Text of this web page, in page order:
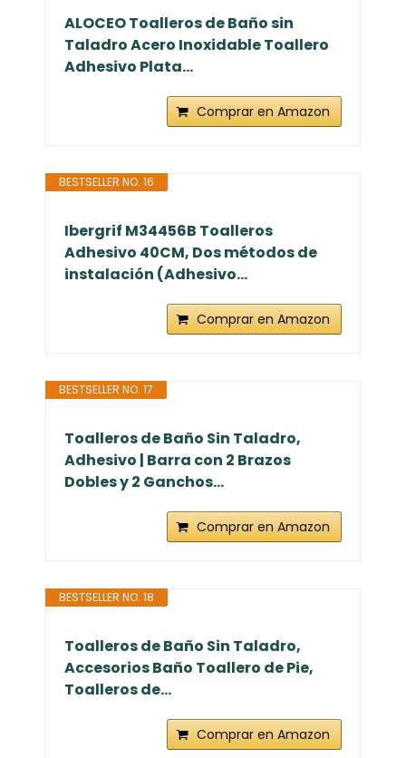
ALOCEO Toalleros de Baño sin
Taladro Acero Inoxidable Toallero
Adhesivo Plata...
Comprar en Amazon
BESTSELLER NO. 16
Ibergrif M34456B Toalleros
Adhesivo 40CM, Dos métodos de
instalación (Adhesivo...
Comprar en Amazon
BESTSELLER NO. 17
Toalleros de Baño Sin Taladro,
Adhesivo | Barra con 2 Brazos
Dobles y 2 Ganchos...
Comprar en Amazon
BESTSELLER NO. 18
Toalleros de Baño Sin Taladro,
Accesorios Baño Toallero de Pie,
Toalleros de...
Comprar en Amazon